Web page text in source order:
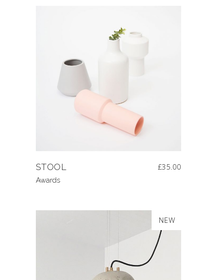
STOOL £35.00
Awards
SALE
NEW